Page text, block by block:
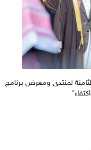
لمنتدى ومعرض برنامج